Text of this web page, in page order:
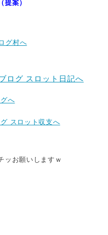
提案）
ッお願いしますｗ